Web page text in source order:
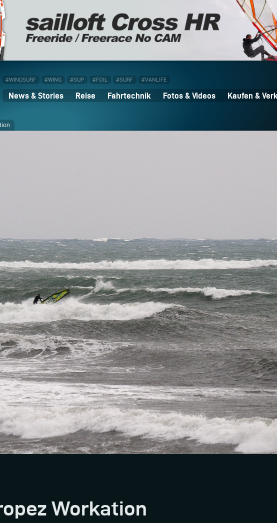
#WINDSURF #WING #SUP #FOIL #SURF #VANLIFE
News & Stories Reise Fahrtechnik Fotos & Videos Kaufen &
Workation